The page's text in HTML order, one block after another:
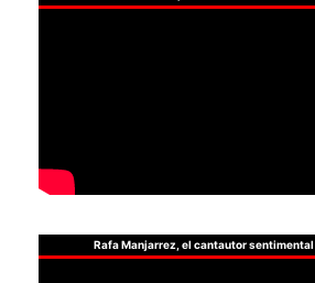
Rafa Manjarrez, el cantautor sentimental